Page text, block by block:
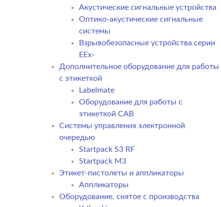
Акустические сигнальные устройства
Оптико-акустические сигнальные
системы
Взрывобезопасные устройства серии
EEx-
Дополнительное оборудование для работы
с этикеткой
Labelmate
Оборудование для работы с
этикеткой CAB
Системы управления электронной
очередью
Startpack S3 RF
Startpack M3
Этикет-пистолеты и аппликаторы
Аппликаторы
Оборудование, снятое с производства